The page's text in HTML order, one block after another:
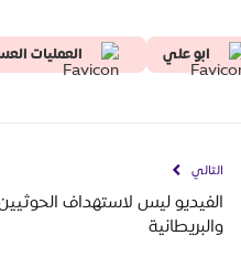
ابو علي العمليات
التالي
الفيديو ليس لاستهداف الحوثيين
والبريطانية